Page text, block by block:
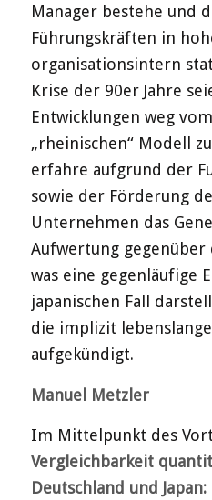
Manager bestehe und
Führungskräften in
organisationsintern
Krise der 90er Jahre
Entwicklungen weg
„rheinischen“ Modell
erfahre aufgrund der
sowie der Förderung
Unternehmen das
Aufwertung gegenüber
was eine gegenläufige
japanischen Fall
die implizit
aufgekündigt.
Manuel Metzler
Im Mittelpunkt des
Vergleichbarkeit
Deutschland und